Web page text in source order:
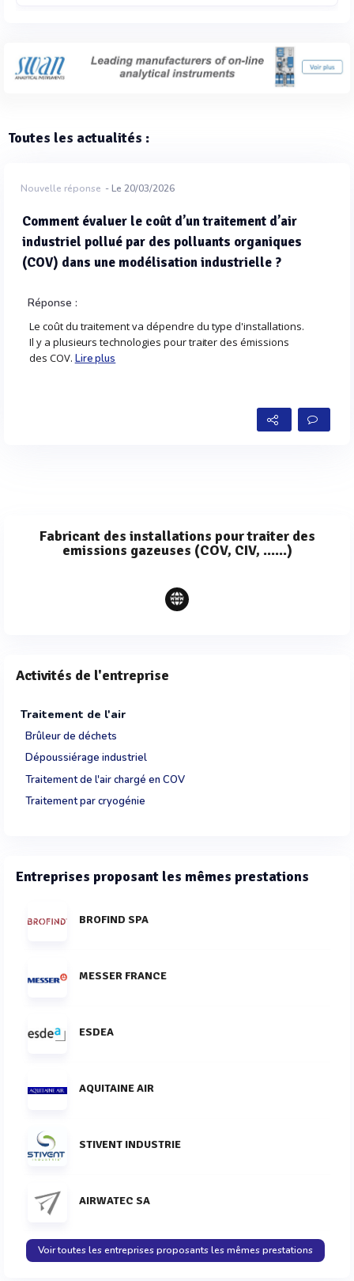
Toutes les actualités :
Nouvelle réponse - Le 20/03/2026
Comment évaluer le coût d’un traitement d’air
industriel pollué par des polluants organiques
(COV) dans une modélisation industrielle ?
Réponse :
Le coût du traitement va dépendre du type d'installations.
Il y a plusieurs technologies pour traiter des émissions
des COV. Lire plus
Fabricant des installations pour traiter des
emissions gazeuses (COV, CIV, ......)
Activités de l'entreprise
Traitement de l'air
Brûleur de déchets
Dépoussiérage industriel
Traitement de l'air chargé en COV
Traitement par cryogénie
Entreprises proposant les mêmes prestations
BROFIND SPA
MESSER FRANCE
ESDEA
AQUITAINE AIR
STIVENT INDUSTRIE
AIRWATEC SA
Voir toutes les entreprises proposants les mêmes prestations